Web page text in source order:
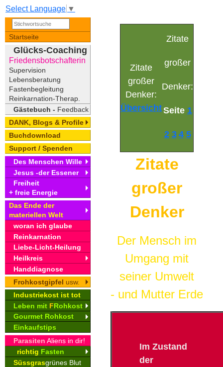
Select Language ▼
Startseite
Glücks-Coaching
Friedensbotschafterin
Supervision
Lebensberatung
Fastenbegleitung
Reinkarnation-Therap.
Gästebuch - Feedback
DANK, Blogs & Profile
Buchdownload
Support / Spenden
Des Menschen Wille
Jesus -der Essener
Freiheit
+ freie Energie
Das Ende der
materiellen Welt
woran ich glaube
Reinkarnation
Liebe-Licht-Heilung
Heilkreis
Handdiagnose
Frohkostgipfel usw.
Industriekost ist tot
Leben mit FRohkost
Gourmet Rohkost
Einkaufstips
Parasiten Aliens in dir!
richtig Fasten
Süssgrasgrünes Blut
Zitate
großer
Denker:
Übersicht
Zitate
großer
Denker:
Seite 1
2 3 4 5
Zitate
großer
Denker
Der Mensch im
Umgang mit
seiner Umwelt
- und Mutter Erde
Im Zustand
der